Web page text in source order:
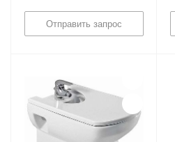
Отправить запрос